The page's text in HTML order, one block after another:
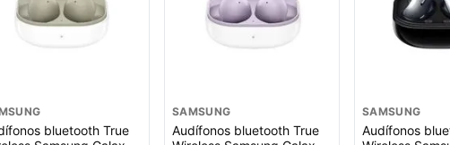
bluetooth True
SAMSUNG
Audífonos bluetooth True
SAMSUNG
Audífonos